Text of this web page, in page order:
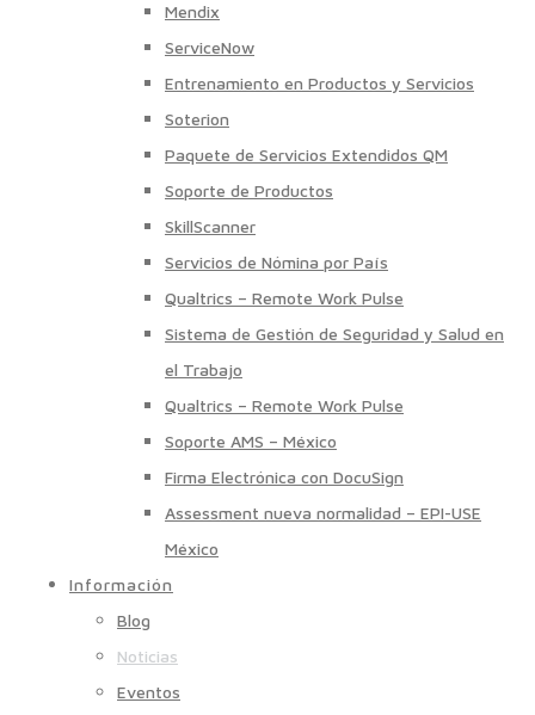
Mendix
ServiceNow
Entrenamiento en Productos y Servicios
Soterion
Paquete de Servicios Extendidos QM
Soporte de Productos
SkillScanner
Servicios de Nómina por País
Qualtrics – Remote Work Pulse
Sistema de Gestión de Seguridad y Salud en
el Trabajo
Qualtrics – Remote Work Pulse
Soporte AMS – México
Firma Electrónica con DocuSign
Assessment nueva normalidad – EPI-USE
México
Información
Blog
Noticias
Eventos